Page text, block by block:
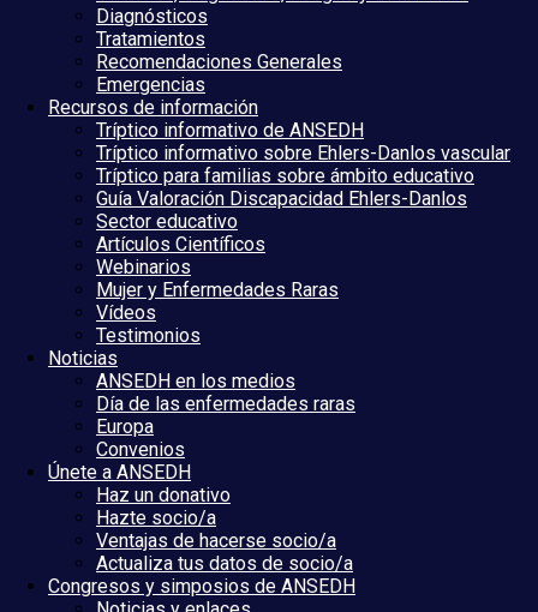
Diagnósticos
Tratamientos
Recomendaciones Generales
Emergencias
Recursos de información
Tríptico informativo de ANSEDH
Tríptico informativo sobre Ehlers-Danlos vascular
Tríptico para familias sobre ámbito educativo
Guía Valoración Discapacidad Ehlers-Danlos
Sector educativo
Artículos Científicos
Webinarios
Mujer y Enfermedades Raras
Vídeos
Testimonios
Noticias
ANSEDH en los medios
Día de las enfermedades raras
Europa
Convenios
Únete a ANSEDH
Haz un donativo
Hazte socio/a
Ventajas de hacerse socio/a
Actualiza tus datos de socio/a
Congresos y simposios de ANSEDH